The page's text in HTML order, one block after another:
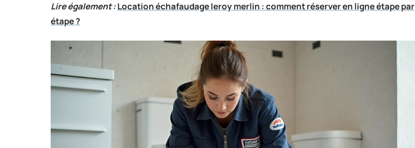
Lire également :Location échafaudage leroy merlin : comment réserver en ligne étape par
étape ?